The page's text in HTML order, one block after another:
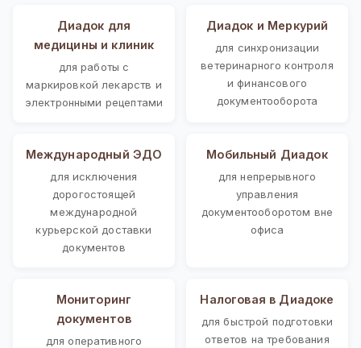
Диадок для
медицины и клиник
для работы с
маркировкой лекарств и
электронными рецептами
Диадок и Меркурий
для синхронизации
ветеринарного контроля
и финансового
документооборота
Международный ЭДО
для исключения
дорогостоящей
международной
курьерской доставки
документов
Мобильный Диадок
для непрерывного
управления
документооборотом вне
офиса
Мониторинг
документов
для оперативного
Налоговая в Диадоке
для быстрой подготовки
ответов на требования